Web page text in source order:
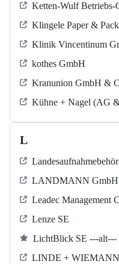
Ketten-Wulf Betriebs-
Klingele Paper &
Klinik Vincentinum
kothes GmbH
Kranunion GmbH &
Kühne + Nagel (AG
L
LANDMANN GmbH
Leadec Management
Lenze SE
LichtBlick SE ---alt---
LINDE +